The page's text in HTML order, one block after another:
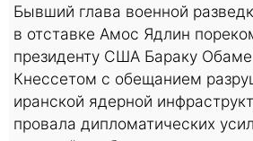
Бывший глава военной
в отставке Амос Ядлин
президенту США Бараку
Кнессетом с обещанием
иранской ядерной
провала дипломатических